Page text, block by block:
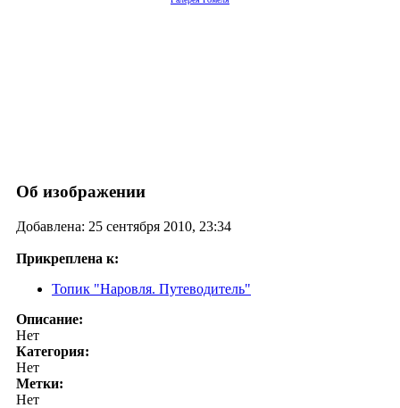
Об изображении
Добавлена: 25 сентября 2010, 23:34
Прикреплена к:
Топик "Наровля. Путеводитель"
Описание:
Нет
Категория:
Нет
Метки:
Нет